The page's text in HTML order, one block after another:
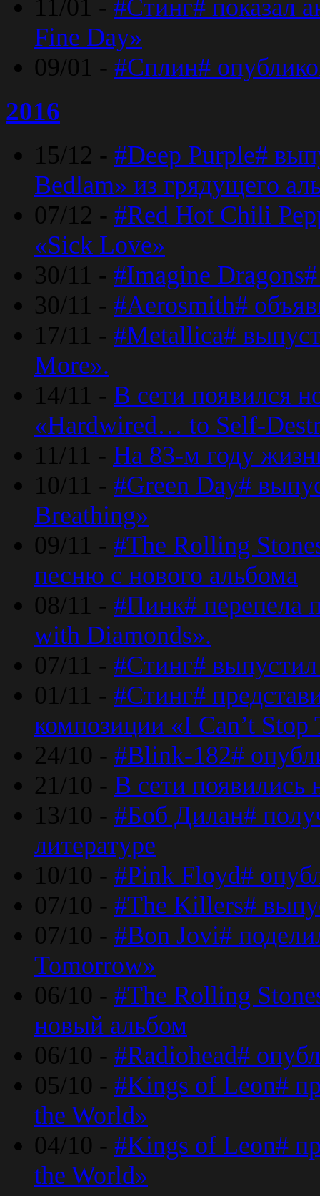
11/01 - #Стинг# показал
Fine Day»
09/01 - #Сплин#
2016
15/12 - #Deep Purple#
Bedlam» из грядущего
07/12 - #Red Hot Chili
«Sick Love»
30/11 - #Imagine
30/11 - #Aerosmith#
17/11 - #Metallica#
More».
14/11 - В сети появился
«Hardwired… to Self-
11/11 - На 83-м году
10/11 - #Green Day#
Breathing»
09/11 - #The Rolling
песню с нового альбома
08/11 - #Пинк# перепела
with Diamonds».
07/11 - #Стинг#
01/11 - #Стинг#
композиции «I Can’t
24/10 - #Blink-182#
21/10 - В сети появились
13/10 - #Боб Дилан#
литературе
10/10 - #Pink Floyd#
07/10 - #The Killers#
07/10 - #Bon Jovi#
Tomorrow»
06/10 - #The Rolling
новый альбом
06/10 - #Radiohead#
05/10 - #Kings of Leon#
the World»
04/10 - #Kings of Leon#
the World»